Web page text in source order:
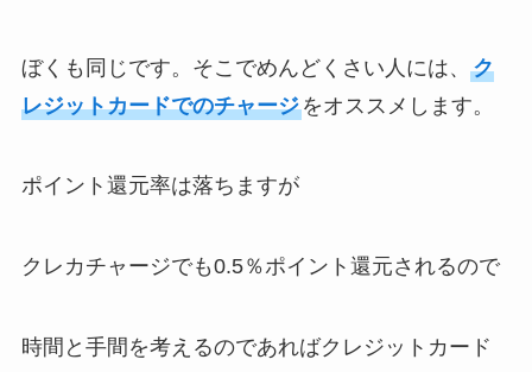
ぼくも同じです。そこでめんどくさい人には、 ク
レジットカードでのチャージをオススメします。
ポイント還元率は落ちますが
クレカチャージでも0.5％ポイント還元されるので
時間と手間を考えるのであればクレジットカード